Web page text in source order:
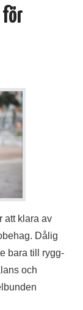
att klara av
Dålig
bara till rygg-
och